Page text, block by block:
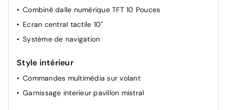
Commutation automatique des feux de route / feux de
croisement
Miroir de courtoisie occultable sans éclairage
Projecteurs réglables manuellement
Combiné dalle numérique TFT 10 Pouces
Ecran central tactile 10"
Système de navigation
Style intérieur
Commandes multimédia sur volant
Garnissage interieur pavillon mistral